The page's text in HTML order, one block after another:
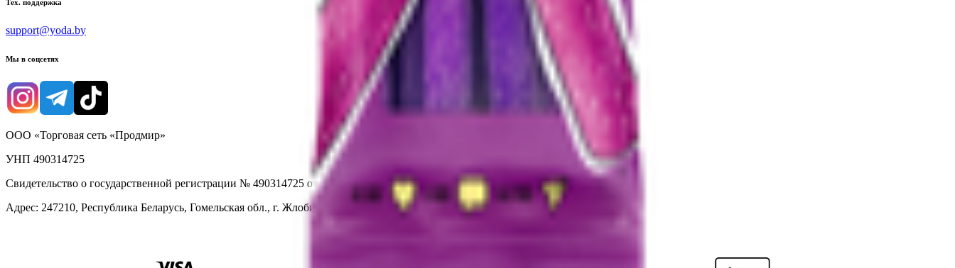
Тех. поддержка
support@yoda.by
Мы в соцсетях
ООО «Торговая сеть «Продмир»
УНП 490314725
Свидетельство о государственной регистрации № 490314725 от 30.05.2003г выдано Гомельским облисполкомом
Адрес: 247210, Республика Беларусь, Гомельская обл., г. Жлобин, ул. Козлова 2-А